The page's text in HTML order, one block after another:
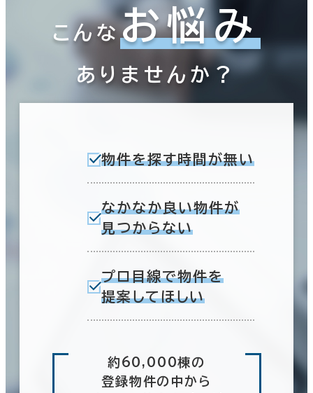
こんなお悩み
ありませんか？
物件を探す時間が無い
なかなか良い物件が
見つからない
プロ目線で物件を
提案してほしい
約60,000棟の
登録物件の中から